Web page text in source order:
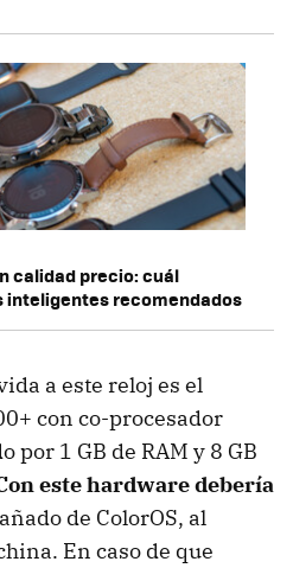
calidad precio: cuál
inteligentes recomendados
a este reloj es el
con co-procesador
por 1 GB de RAM y 8 GB
este hardware debería
de ColorOS, al
En caso de que